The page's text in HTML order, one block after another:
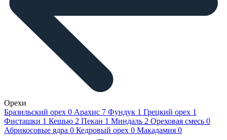
Орехи
Бразильский орех 0 Арахис 7 Фундук 1 Грецкий орех 1
Фисташки 1 Кешью 2 Пекан 1 Миндаль 2 Ореховая смесь 0
Абрикосовые ядра 0 Кедровый орех 0 Макадамия 0